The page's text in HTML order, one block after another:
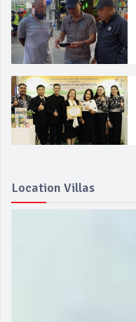
Location Villas